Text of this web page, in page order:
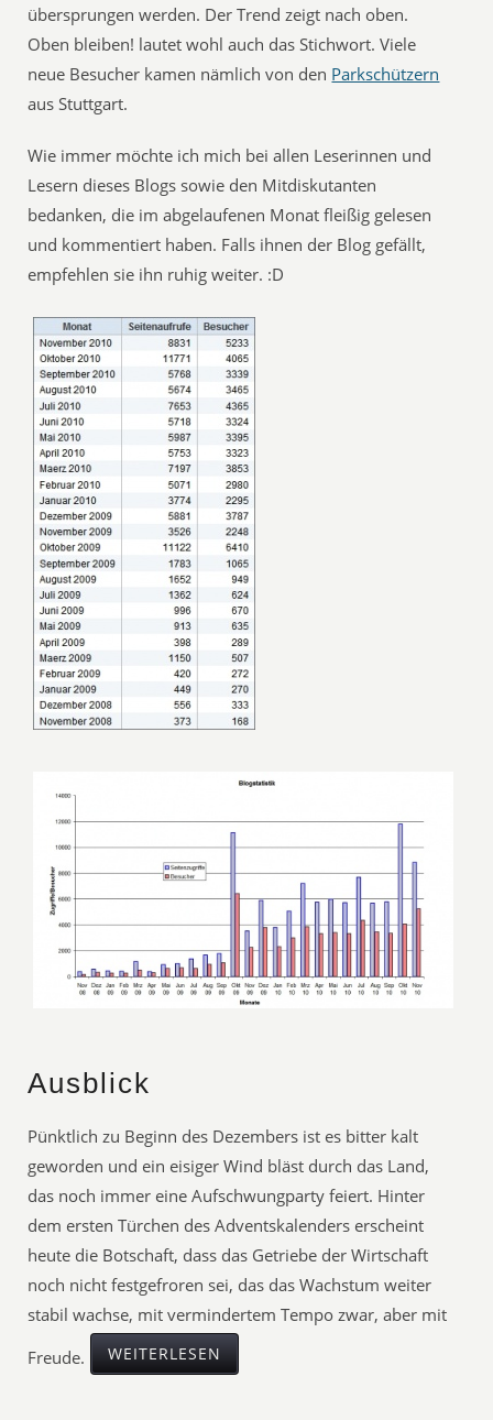
übersprungen werden. Der Trend zeigt nach oben.
Oben bleiben! lautet wohl auch das Stichwort. Viele
neue Besucher kamen nämlich von den Parkschützern
aus Stuttgart.
Wie immer möchte ich mich bei allen Leserinnen und
Lesern dieses Blogs sowie den Mitdiskutanten
bedanken, die im abgelaufenen Monat fleißig gelesen
und kommentiert haben. Falls ihnen der Blog gefällt,
empfehlen sie ihn ruhig weiter. :D
Ausblick
Pünktlich zu Beginn des Dezembers ist es bitter kalt
geworden und ein eisiger Wind bläst durch das Land,
das noch immer eine Aufschwungparty feiert. Hinter
dem ersten Türchen des Adventskalenders erscheint
heute die Botschaft, dass das Getriebe der Wirtschaft
noch nicht festgefroren sei, das das Wachstum weiter
stabil wachse, mit vermindertem Tempo zwar, aber mit
Freude.
WEITERLESEN